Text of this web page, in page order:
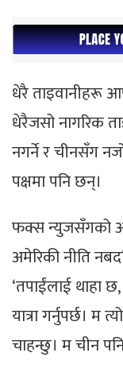
धेरै ताइवानीहरू
धेरैजसो नागरिक
नगर्ने र चीनसँग
पक्षमा पनि छन्।
फक्स न्युजसँगको
अमेरिकी नीति
‘तपाईंलाई थाहा
यात्रा गर्नुपर्छ। म
चाहन्छु। म चीन